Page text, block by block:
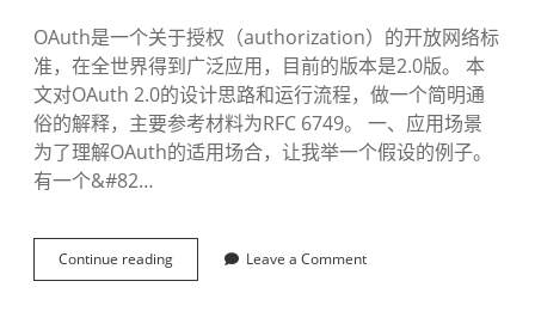
OAuth是一个关于授权（authorization）的开放网络标
准，在全世界得到广泛应用，目前的版本是2.0版。 本
文对OAuth 2.0的设计思路和运行流程，做一个简明通
俗的解释，主要参考材料为RFC 6749。 一、应用场景
为了理解OAuth的适用场合，让我举一个假设的例子。
有一个&#82…
Continue reading
解
Leave a Comment